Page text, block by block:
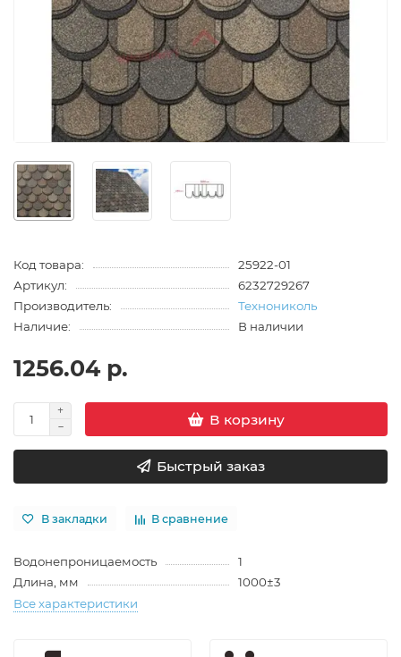
Код товара:
25922-01
Артикул:
6232729267
Производитель:
Технониколь
Наличие:
В наличии
1256.04 р.
В корзину
Быстрый заказ
В закладки В сравнение
Водонепроницаемость
1
Длина, мм
1000±3
Все характеристики